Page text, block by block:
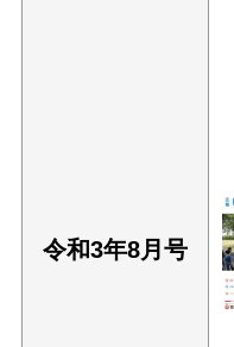
令和3年8月号